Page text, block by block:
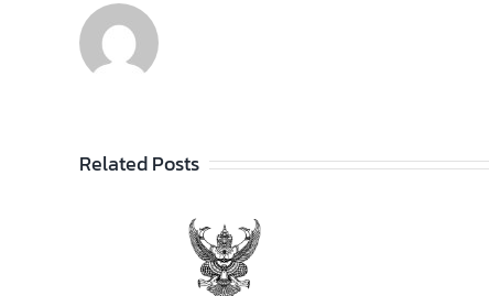
Related Posts
ประกาศวิทยาลัยฯ เรื่อง
รายชื่อผู้สำเร็จการศึกษา
ระดับประกาศนียบัตร